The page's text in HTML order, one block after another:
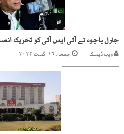
جنرل باجوہ نے آئی ایس آئی کو تحریک
ویب ڈیسک جمعه, ۱۶ اگست ۲۰۲۴